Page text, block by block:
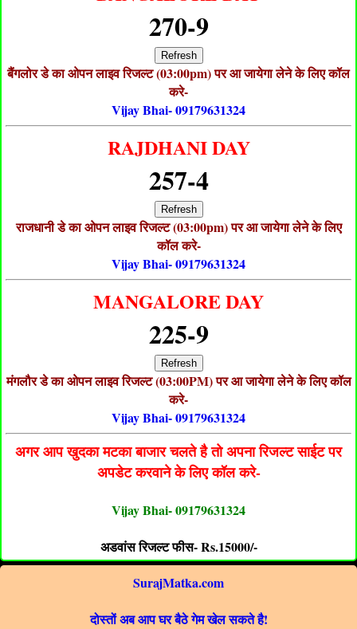
270-9
Refresh
बैंगलोर डे का ओपन लाइव रिजल्ट (03:00pm) पर आ जायेगा लेने के लिए कॉल
करे-
Vijay Bhai- 09179631324
RAJDHANI DAY
257-4
Refresh
राजधानी डे का ओपन लाइव रिजल्ट (03:00pm) पर आ जायेगा लेने के लिए
कॉल करे-
Vijay Bhai- 09179631324
MANGALORE DAY
225-9
Refresh
मंगलौर डे का ओपन लाइव रिजल्ट (03:00PM) पर आ जायेगा लेने के लिए कॉल
करे-
Vijay Bhai- 09179631324
अगर आप खुदका मटका बाजार चलते है तो अपना रिजल्ट साईट पर
अपडेट करवाने के लिए कॉल करे-
Vijay Bhai- 09179631324
अडवांस रिजल्ट फीस- Rs.15000/-
SurajMatka.com
दोस्तों अब आप घर बैठे गेम खेल सकते है!